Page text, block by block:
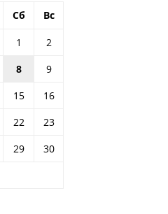
Сб Вс
1
2
8
9
15
16
22
23
29
30